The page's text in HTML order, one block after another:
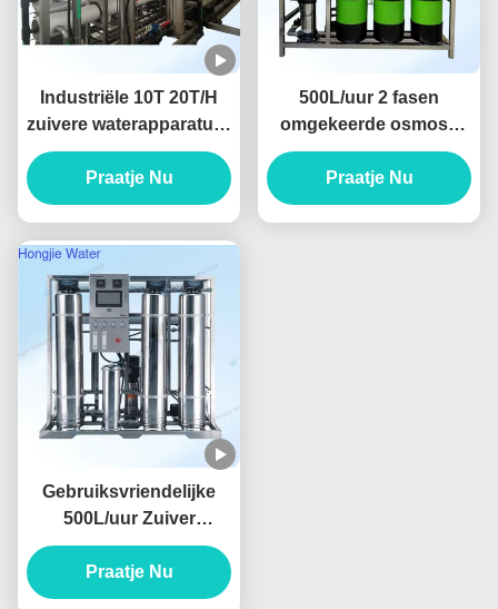
Industriële 10T 20T/H
zuivere waterapparatuur
met omgekeerd osmose
systeem met Dow
membraan
Praatje Nu
500L/uur 2 fasen
omgekeerde osmose
waterfilter machine RO
drinkwater systeem
380V
Praatje Nu
Gebruiksvriendelijke
500L/uur Zuiver
Watersystemen voor de
Voedings- en
Drankenindustrie
Praatje Nu